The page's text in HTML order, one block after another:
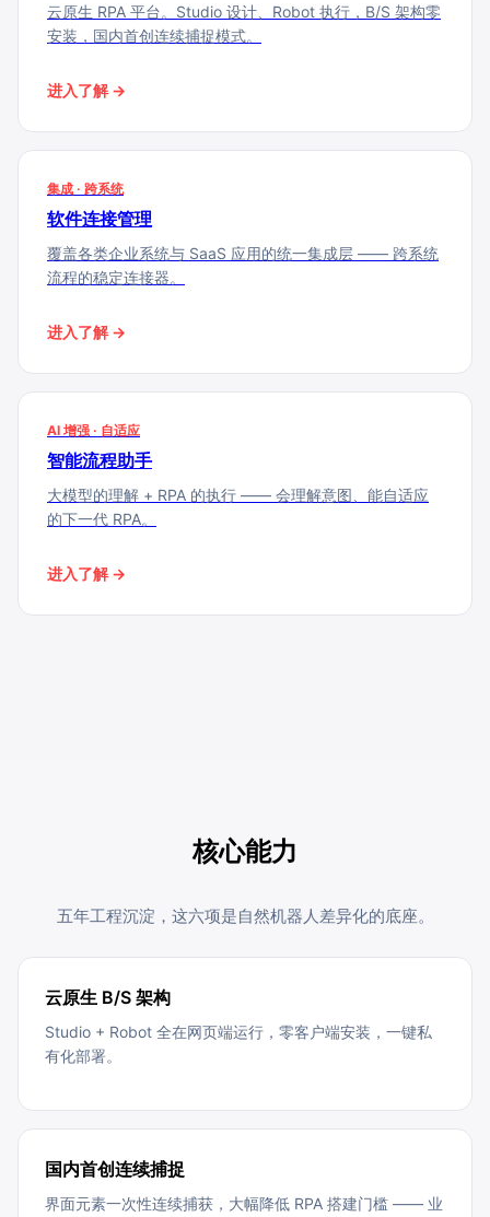
云原生 RPA 平台。Studio 设计、Robot 执行，B/S 架构零
安装，国内首创连续捕捉模式。
进入了解→
集成 · 跨系统
软件连接管理
覆盖各类企业系统与 SaaS 应用的统一集成层 —— 跨系统
流程的稳定连接器。
进入了解→
AI 增强 · 自适应
智能流程助手
大模型的理解 + RPA 的执行 —— 会理解意图、能自适应
的下一代 RPA。
进入了解→
核心能力
五年工程沉淀，这六项是自然机器人差异化的底座。
云原生 B/S 架构
Studio + Robot 全在网页端运行，零客户端安装，一键私
有化部署。
国内首创连续捕捉
界面元素一次性连续捕获，大幅降低 RPA 搭建门槛 —— 业